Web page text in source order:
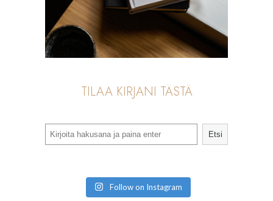
TILAA KIRJANI TÄSTÄ
Etsi
Follow on Instagram